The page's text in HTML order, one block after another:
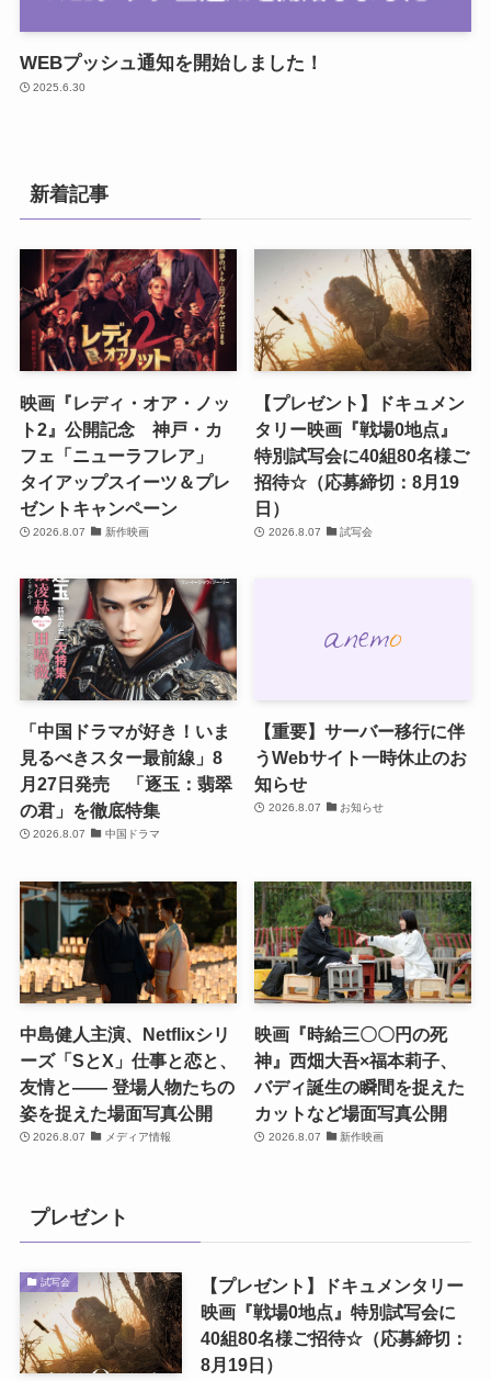
WEBプッシュ通知を開始しました！
2025.6.30
新着記事
映画『レディ・オア・ノッ
ト2』公開記念 神戸・カ
フェ「ニューラフレア」
タイアップスイーツ＆プレ
ゼントキャンペーン
2026.8.07 新作映画
【プレゼント】ドキュメン
タリー映画『戦場0地点』
特別試写会に40組80名様ご
招待☆（応募締切：8月19
日）
2026.8.07 試写会
「中国ドラマが好き！いま
見るべきスター最前線」8
月27日発売 「逐玉：翡翠
の君」を徹底特集
2026.8.07 中国ドラマ
【重要】サーバー移行に伴
うWebサイト一時休止のお
知らせ
2026.8.07 お知らせ
中島健人主演、Netflixシリ
ーズ「SとX」仕事と恋と、
友情と―― 登場人物たちの
姿を捉えた場面写真公開
2026.8.07 メディア情報
映画『時給三〇〇円の死
神』西畑大吾×福本莉子、
バディ誕生の瞬間を捉えた
カットなど場面写真公開
2026.8.07 新作映画
プレゼント
試写会
【プレゼント】ドキュメンタリー
映画『戦場0地点』特別試写会に
40組80名様ご招待☆（応募締切：
8月19日）